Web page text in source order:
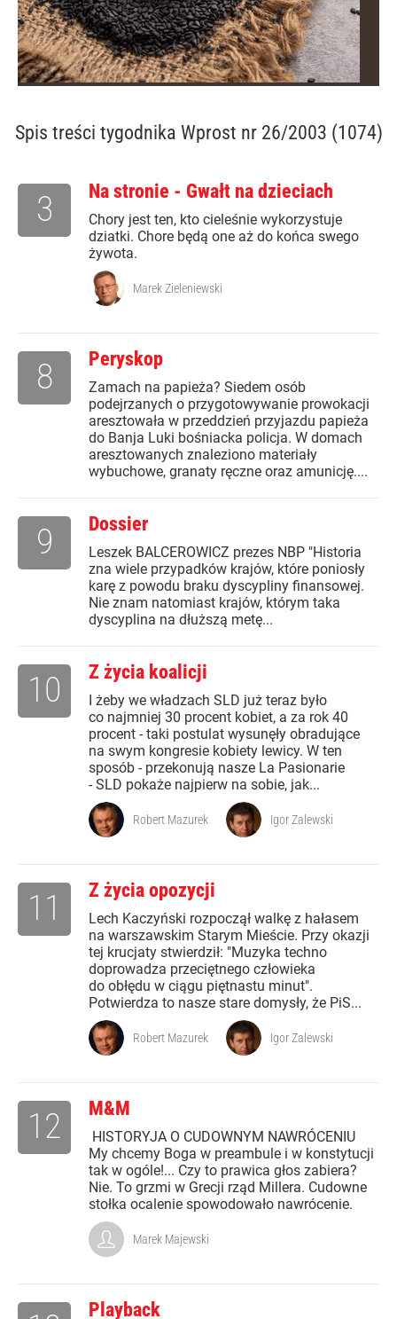
Spis treści tygodnika Wprost nr 26/2003 (1074)
Na stronie - Gwałt na dzieciach
Chory jest ten, kto cieleśnie wykorzystuje
dziatki. Chore będą one aż do końca swego
żywota.
3
Marek Zieleniewski
Peryskop
Zamach na papieża? Siedem osób
podejrzanych o przygotowywanie prowokacji
aresztowała w przeddzień przyjazdu papieża
do Banja Luki bośniacka policja. W domach
aresztowanych znaleziono materiały
wybuchowe, granaty ręczne oraz amunicję....
8
Dossier
Leszek BALCEROWICZ prezes NBP "Historia
zna wiele przypadków krajów, które poniosły
karę z powodu braku dyscypliny finansowej.
Nie znam natomiast krajów, którym taka
dyscyplina na dłuższą metę...
9
Z życia koalicji
I żeby we władzach SLD już teraz było
co najmniej 30 procent kobiet, a za rok 40
procent - taki postulat wysunęły obradujące
na swym kongresie kobiety lewicy. W ten
sposób - przekonują nasze La Pasionarie
- SLD pokaże najpierw na sobie, jak...
10
Robert Mazurek Igor Zalewski
Z życia opozycji
Lech Kaczyński rozpoczął walkę z hałasem
na warszawskim Starym Mieście. Przy okazji
tej krucjaty stwierdził: "Muzyka techno
doprowadza przeciętnego człowieka
do obłędu w ciągu piętnastu minut".
Potwierdza to nasze stare domysły, że PiS...
11
Robert Mazurek Igor Zalewski
M&M
HISTORYJA O CUDOWNYM NAWRÓCENIU
My chcemy Boga w preambule i w konstytucji
tak w ogóle!... Czy to prawica głos zabiera?
Nie. To grzmi w Grecji rząd Millera. Cudowne
stołka ocalenie spowodowało nawrócenie.
12
Marek Majewski
Playback